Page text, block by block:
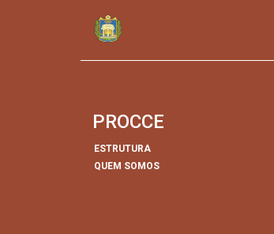
PROCCE
ESTRUTURA
QUEM SOMOS